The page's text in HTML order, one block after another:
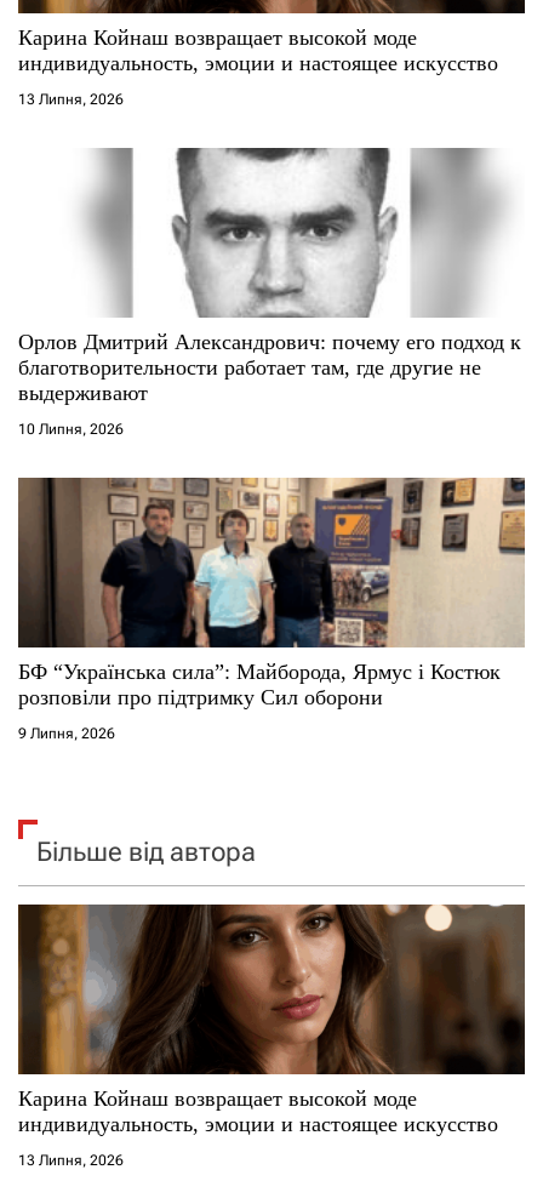
с
і
Карина Койнаш возвращает высокой моде
индивидуальность, эмоции и настоящее искусство
13 Липня, 2026
Орлов Дмитрий Александрович: почему его подход к
благотворительности работает там, где другие не
выдерживают
10 Липня, 2026
БФ “Українська сила”: Майборода, Ярмус і Костюк
розповіли про підтримку Сил оборони
9 Липня, 2026
Більше від автора
Карина Койнаш возвращает высокой моде
индивидуальность, эмоции и настоящее искусство
13 Липня, 2026